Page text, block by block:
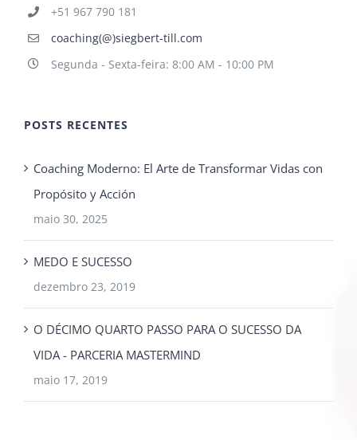
+51 967 790 181
coaching(@)siegbert-till.com
Segunda - Sexta-feira: 8:00 AM - 10:00 PM
POSTS RECENTES
Coaching Moderno: El Arte de Transformar Vidas con
Propósito y Acción
maio 30, 2025
MEDO E SUCESSO
dezembro 23, 2019
O DÉCIMO QUARTO PASSO PARA O SUCESSO DA
VIDA - PARCERIA MASTERMIND
maio 17, 2019